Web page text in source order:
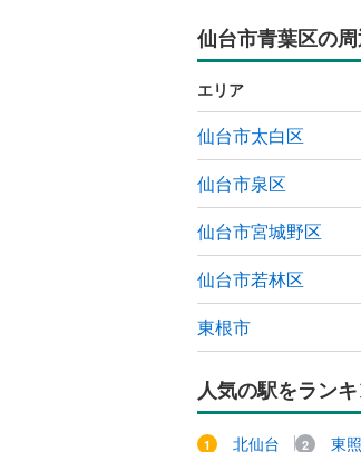
仙台市青葉区の
エリア
仙台市太白区
仙台市泉区
仙台市宮城野区
仙台市若林区
東根市
人気の駅をラン
北仙台 東